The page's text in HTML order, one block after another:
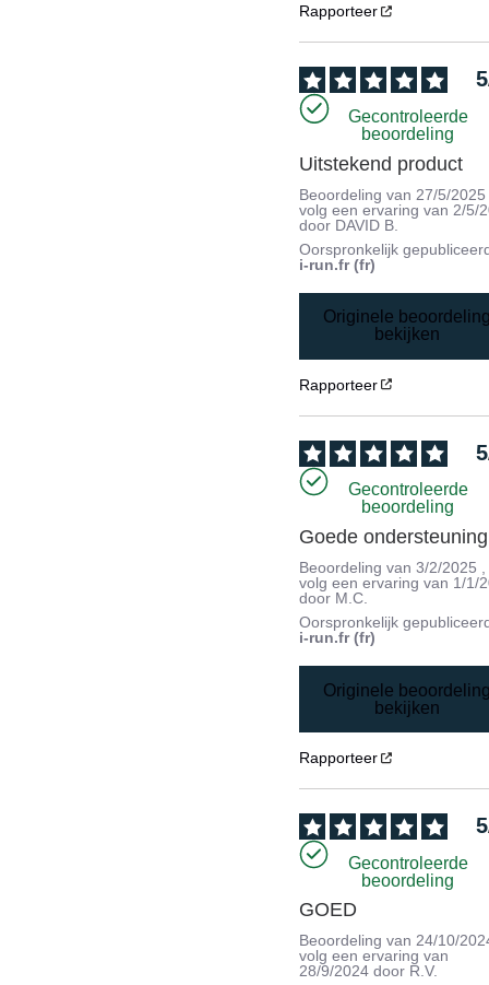
Rapporteer
5
Gecontroleerde
beoordeling
Uitstekend product
Beoordeling van 27/5/2025
volg een ervaring van 2/5/
door DAVID B.
Oorspronkelijk
i-run.fr (fr)
Originele
bekijken
Rapporteer
5
Gecontroleerde
beoordeling
Goede ondersteuning
Beoordeling van3/2/2025
volg een ervaring van 1/1/
door M.C.
Oorspronkelijk
i-run.fr (fr)
Originele
bekijken
Rapporteer
5
Gecontroleerde
beoordeling
GOED
Beoordeling van24/10/
volg een ervaring van
28/9/2024 door R.V.